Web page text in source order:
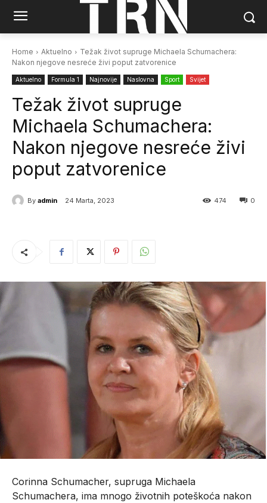
Home Aktuelno
Težak život supruge Michaela Schumachera:
Nakon njegove nesreće živi poput zatvorenice
Aktuelno Formula 1 Najnovije Naslovna Sport Svijet
Težak život supruge
Michaela Schumachera:
Nakon njegove nesreće živi
poput zatvorenice
By admin 24 Marta, 2023 0
474
Corinna Schumacher, supruga Michaela
Schumachera, ima mnogo životnih poteškoća nakon